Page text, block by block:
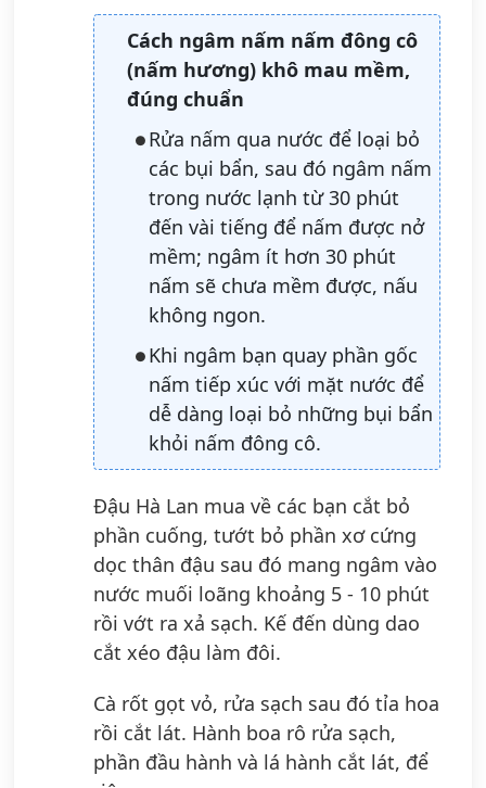
Cách ngâm nấm nấm đông cô
(nấm hương) khô mau mềm,
đúng chuẩn
Rửa nấm qua nước để loại bỏ
các bụi bẩn, sau đó ngâm nấm
trong nước lạnh từ 30 phút
đến vài tiếng để nấm được nở
mềm; ngâm ít hơn 30 phút
nấm sẽ chưa mềm được, nấu
không ngon.
Khi ngâm bạn quay phần gốc
nấm tiếp xúc với mặt nước để
dễ dàng loại bỏ những bụi bẩn
khỏi nấm đông cô.
Đậu Hà Lan mua về các bạn cắt bỏ
phần cuống, tướt bỏ phần xơ cứng
dọc thân đậu sau đó mang ngâm vào
nước muối loãng khoảng 5 - 10 phút
rồi vớt ra xả sạch. Kế đến dùng dao
cắt xéo đậu làm đôi.
Cà rốt gọt vỏ, rửa sạch sau đó tỉa hoa
rồi cắt lát. Hành boa rô rửa sạch,
phần đầu hành và lá hành cắt lát, để